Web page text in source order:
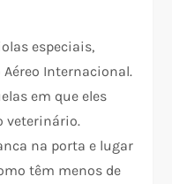
especiais,
Internacional.
em que eles
veterinário.
na porta e lugar
têm menos de